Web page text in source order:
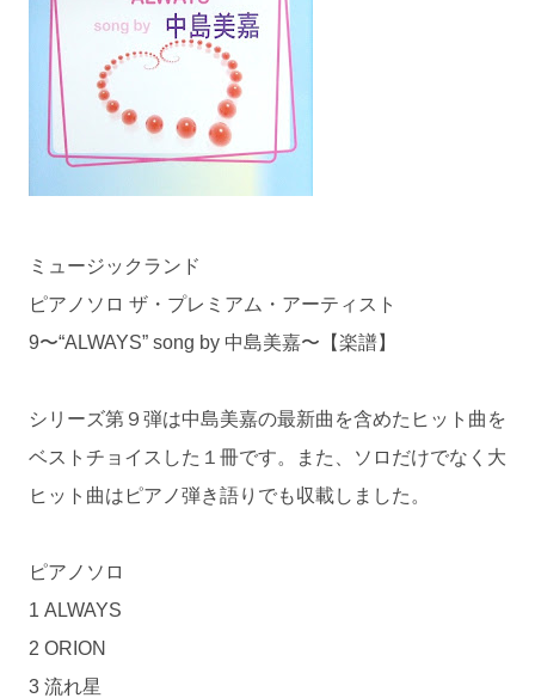
ミュージックランド
ピアノソロ ザ・プレミアム・アーティスト
9〜“ALWAYS” song by 中島美嘉〜【楽譜】
シリーズ第９弾は中島美嘉の最新曲を含めたヒット曲を
ベストチョイスした１冊です。また、ソロだけでなく大
ヒット曲はピアノ弾き語りでも収載しました。
ピアノソロ
1 ALWAYS
2 ORION
3 流れ星